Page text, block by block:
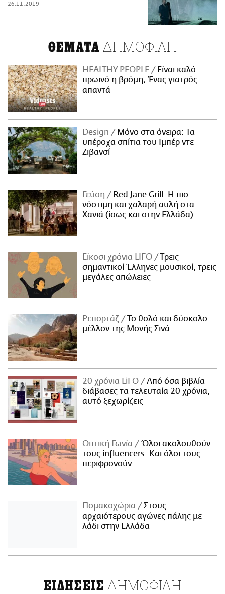
26.11.2019
ΘΕΜΑΤΑ ΔΗΜΟΦΙΛΗ
HEALTHY PEOPLE
Είναι καλό
πρωινό η βρόμη; Ένας γιατρός
απαντά
Design
Μόνο στα όνειρα: Τα
υπέροχα σπίτια του Ιμπέρ ντε
Ζιβανσί
Γεύση
Red Jane Grill: Η πιο
νόστιμη και χαλαρή αυλή στα
Χανιά (ίσως και στην Ελλάδα)
Είκοσι χρόνια LIFO
Tρεις
σημαντικοί Έλληνες μουσικοί, τρεις
μεγάλες απώλειες
Ρεπορτάζ
Το θολό και δύσκολο
μέλλον της Μονής Σινά
20 χρόνια LiFO
Από όσα βιβλία
διάβασες τα τελευταία 20 χρόνια,
αυτό ξεχωρίζεις
Οπτική Γωνία
Όλοι ακολουθούν
τους influencers. Και όλοι τους
περιφρονούν.
Πομακοχώρια
Στους
αρχαιότερους αγώνες πάλης με
λάδι στην Ελλάδα
ΕΙΔΗΣΕΙΣ ΔΗΜΟΦΙΛΗ